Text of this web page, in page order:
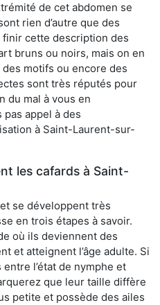
de cet abdomen se
rien d’autre que des
cette description des
bruns ou noirs, mais on en
motifs ou encore des
sont très réputés pour
du mal à vous en
appel à des
à Saint-Laurent-sur-
les cafards à Saint-
se développent très
en trois étapes à savoir.
où ils deviennent des
et atteignent l’âge adulte. Si
l’état de nymphe et
que leur taille diffère
petite et possède des ailes